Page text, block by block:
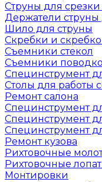
Струны для срезки
Держатели струны
Шило для струны
Скребки и
Съемники стекол
Съемники
Специнструмент
Столы для работы
Ремонт салона
Специнструмент
Специнструмент
Специнструмент
Ремонт кузова
Рихтовочные
Рихтовочные
Монтировки